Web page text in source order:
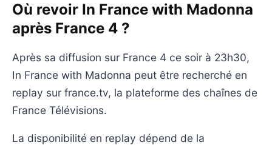
Où revoir In France with Madonna
après France 4 ?
Après sa diffusion sur France 4 ce soir à 23h30,
In France with Madonna peut être recherché en
replay sur france.tv, la plateforme des chaînes de
France Télévisions.
La disponibilité en replay dépend de la